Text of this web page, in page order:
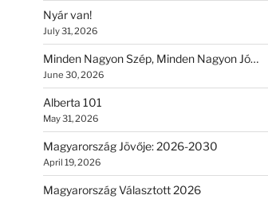
Nyár van!
July 31, 2026
Minden Nagyon Szép, Minden Nagyon Jó…
June 30, 2026
Alberta 101
May 31, 2026
Magyarország Jövője: 2026-2030
April 19, 2026
Magyarország Választott 2026